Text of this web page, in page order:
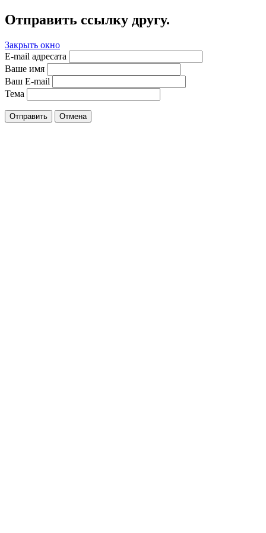
Отправить ссылку другу.
Закрыть окно
E-mail адресата
Ваше имя
Ваш E-mail
Тема
Отправить Отмена